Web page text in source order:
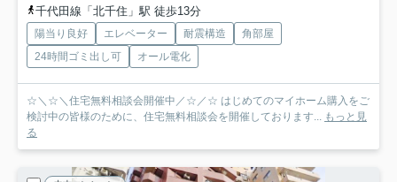
千代田線「北千住」駅 徒歩13分
陽当り良好 エレベーター 耐震構造
角部屋
24時間ゴミ出し可
オール電化
☆＼☆＼住宅無料相談会開催中／☆／☆ はじめてのマイホーム購入をご
検討中の皆様のために、住宅無料相談会を開催しております... もっと見
る